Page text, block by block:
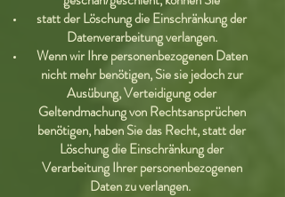
statt der Löschung die Einschränkung der
Datenverarbeitung verlangen.
Wenn wir Ihre personenbezogenen Daten
nicht mehr benötigen, Sie sie jedoch zur
Ausübung, Verteidigung oder
Geltendmachung von Rechtsansprüchen
benötigen, haben Sie das Recht, statt der
Löschung die Einschränkung der
Verarbeitung Ihrer personenbezogenen
Daten zu verlangen.